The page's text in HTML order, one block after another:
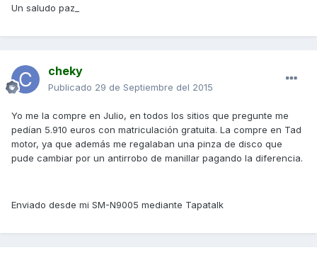
Un saludo paz_
cheky
Publicado 29 de Septiembre del 2015
Yo me la compre en Julio, en todos los sitios que pregunte me
pedían 5.910 euros con matriculación gratuita. La compre en Tad
motor, ya que además me regalaban una pinza de disco que
pude cambiar por un antirrobo de manillar pagando la diferencia.
Enviado desde mi SM-N9005 mediante Tapatalk